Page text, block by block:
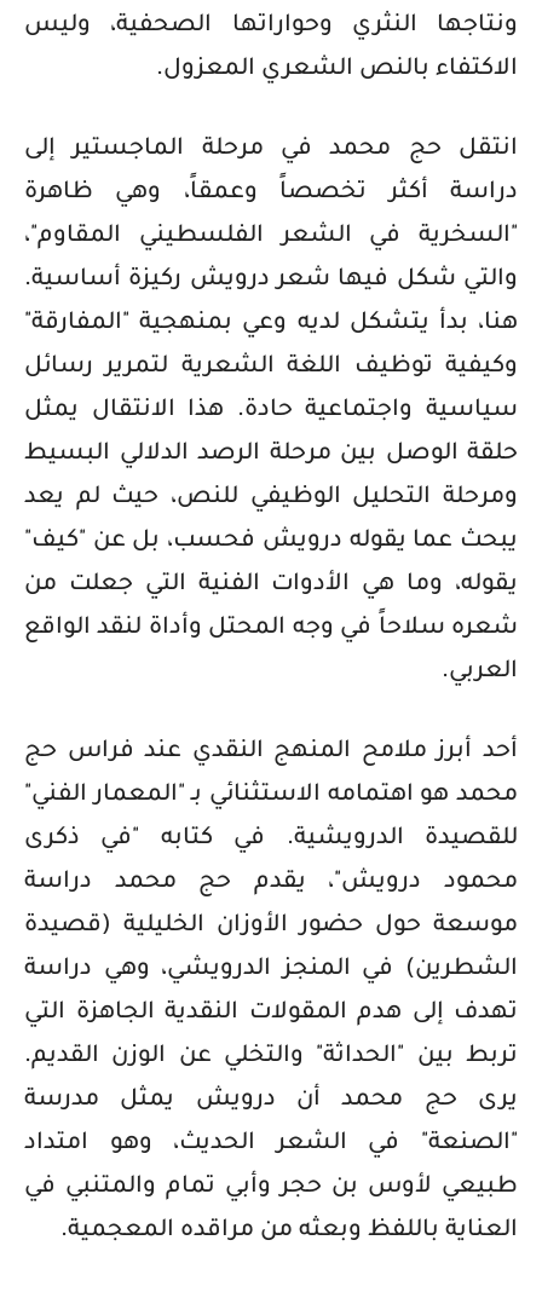
ونتاجها النثري وحواراتها الصحفية، وليس
الاكتفاء بالنص الشعري المعزول.
انتقل حج محمد في مرحلة الماجستير إلى
دراسة أكثر تخصصاً وعمقاً، وهي ظاهرة
"السخرية في الشعر الفلسطيني المقاوم"،
والتي شكل فيها شعر درويش ركيزة أساسية.
هنا، بدأ يتشكل لديه وعي بمنهجية "المفارقة"
وكيفية توظيف اللغة الشعرية لتمرير رسائل
سياسية واجتماعية حادة. هذا الانتقال يمثل
حلقة الوصل بين مرحلة الرصد الدلالي البسيط
ومرحلة التحليل الوظيفي للنص، حيث لم يعد
يبحث عما يقوله درويش فحسب، بل عن "كيف"
يقوله، وما هي الأدوات الفنية التي جعلت من
شعره سلاحاً في وجه المحتل وأداة لنقد الواقع
العربي.
أحد أبرز ملامح المنهج النقدي عند فراس حج
محمد هو اهتمامه الاستثنائي بـ "المعمار الفني"
للقصيدة الدرويشية. في كتابه "في ذكرى
محمود درويش"، يقدم حج محمد دراسة
موسعة حول حضور الأوزان الخليلية (قصيدة
الشطرين) في المنجز الدرويشي، وهي دراسة
تهدف إلى هدم المقولات النقدية الجاهزة التي
تربط بين "الحداثة" والتخلي عن الوزن القديم.
يرى حج محمد أن درويش يمثل مدرسة
"الصنعة" في الشعر الحديث، وهو امتداد
طبيعي لأوس بن حجر وأبي تمام والمتنبي في
العناية باللفظ وبعثه من مراقده المعجمية.